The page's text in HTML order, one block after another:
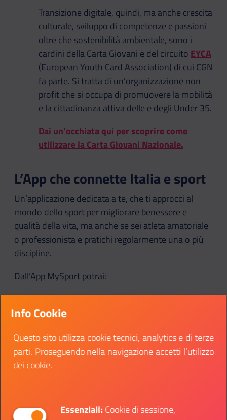
Transizione digitale, quindi, ma anche crescita
culturale, sviluppo di competenze e passioni
oltre che sostenibilità ambientale, sono i
cardini della Carta Giovani e del circuito EYCA
(European Youth Card Association) di cui CGN
fa parte. Si tratta di un’organizzazione non
profit che si occupa di promuovere la mobilità
e la cittadinanza attiva delle e degli Under 35.
Dai un’occhiata qui per scoprire come
utilizzare la Carta Giovani Nazionale.
L’App che connette Italia e sport
Un’applicazione dedicata a te, che ti approcci al
mondo dello sport per migliorare benessere e
qualità della vita, ma anche se sei atleta amatoriale
o professionista e pratichi regolarmente una o più
discipline.
Dall’App MySport potrai:
ricevere aggiornamenti sulle novità che
riguardano i tuoi sport preferiti
appuntamenti e impegni attraverso un
calendario personale
pubblicare eventi e news per tenere aggiornati
impianti e spazi per i tuoi allenamenti
Info Cookie
Questo sito utilizza cookie tecnici, analytics e di terze
parti. Proseguendo nella navigazione accetti l’utilizzo
dei cookie.
Essenziali:Cookie di sessione,